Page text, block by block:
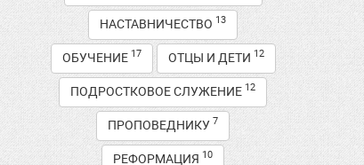
НАСТАВНИЧЕСТВО 13
ОБУЧЕНИЕ 17 ОТЦЫ И ДЕТИ 12
ПОДРОСТКОВОЕ СЛУЖЕНИЕ 12
ПРОПОВЕДНИКУ 7
РЕФОРМАЦИЯ 10